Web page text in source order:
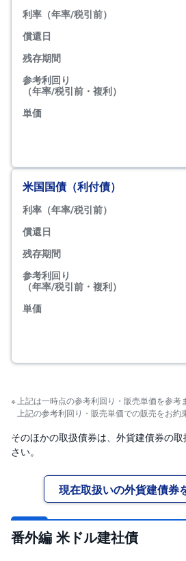
利率（年率/税引前）
償還日
残存期間
参考利回り
（年率/税引前・複利）
単価
米国国債（利付債）
利率（年率/税引前）
償還日
残存期間
参考利回り
（年率/税引前・複利）
単価
上記は一時点の参考利回り・販売単価を参考
上記の参考利回り・販売単価での販売をお約
そのほかの取扱債券は、外貨建債券の
さい。
現在取扱いの外貨建債券
番外編 米ドル建社債